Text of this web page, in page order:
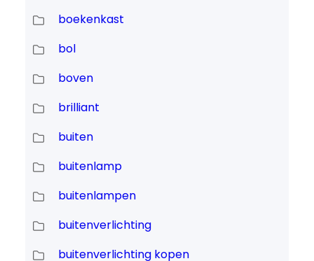
boekenkast
bol
boven
brilliant
buiten
buitenlamp
buitenlampen
buitenverlichting
buitenverlichting kopen